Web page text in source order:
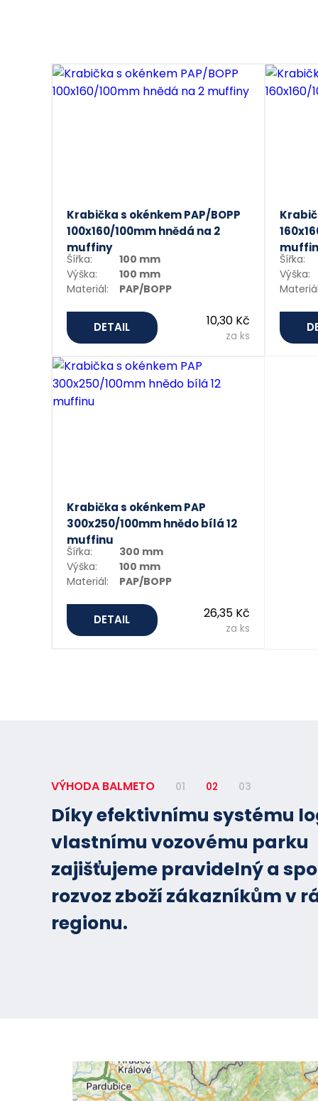
Krabička s okénkem PAP/BOPP
100x160/100mm hnědá na 2
muffiny
Šířka:
100 mm
Výška:
100 mm
Materiál:
PAP/BOPP
DETAIL 10,30 Kč
za ks
Šířka:
Výška:
Krabička s okénkem PAP
300x250/100mm hnědo bílá 12
muffinu
Šířka:
300 mm
Výška:
100 mm
Materiál:
PAP/BOPP
DETAIL 26,35 Kč
za ks
VÝHODA BALMETO 01 02 03
Díky efektivnímu systému
vlastnímu vozovému parku
zajišťujeme pravidelný a
rozvoz zboží zákazníkům v
regionu.
Možnost zdarma vrátit
přepravní a skupinové obaly
předchozí písemné žádosti.
náklady na přepravu hradí